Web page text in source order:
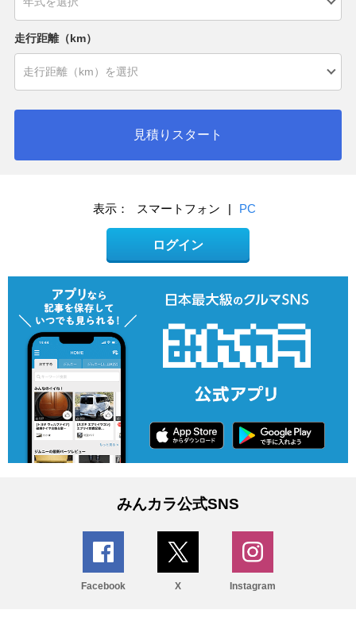
走行距離（km）
見積りスタート
表示： スマートフォン | PC
ログイン
みんカラ公式SNS
Facebook X Instagram